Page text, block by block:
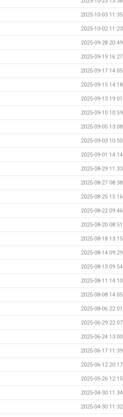
2025-10-03 11:35
2025-10-02 11:23
2025-09-28 20:49
2025-09-19 16:27
2025-09-17 14:05
2025-09-15 14:18
2025-09-13 19:01
2025-09-10 10:59
2025-09-05 13:08
2025-09-03 10:50
2025-09-01 14:14
2025-08-29 11:33
2025-08-27 08:38
2025-08-25 15:16
2025-08-22 09:46
2025-08-20 08:51
2025-08-18 13:15
2025-08-14 09:29
2025-08-13 09:54
2025-08-11 14:10
2025-08-08 14:05
2025-08-06 22:01
2025-06-29 22:07
2025-06-24 13:00
2025-06-17 11:39
2025-06-12 20:17
2025-05-26 12:15
2025-04-30 11:34
2025-04-30 11:32